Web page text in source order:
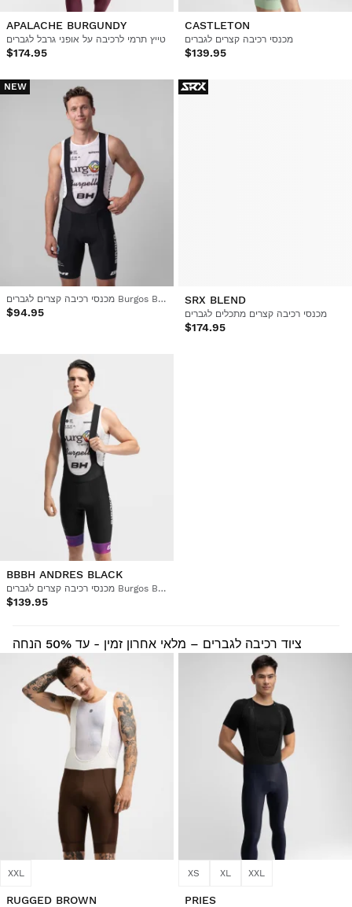
APALACHE BURGUNDY
טייץ תרמי לרכיבה על אופני גרבל לגברים
$174.95
CASTLETON
מכנסי רכיבה קצרים לגברים
$139.95
NEW
מכנסי רכיבה קצרים לגברים Burgos Burpellet BH x Siroko
$94.95
SRX BLEND
מכנסי רכיבה קצרים מתכלים לגברים
$174.95
BBBH ANDRES BLACK
מכנסי רכיבה קצרים לגברים Burgos Burpellet BH x Siroko
$139.95
ציוד רכיבה לגברים – מלאי אחרון זמין - עד 50% הנחה
XXL
RUGGED BROWN
XS XL XXL
PRIES